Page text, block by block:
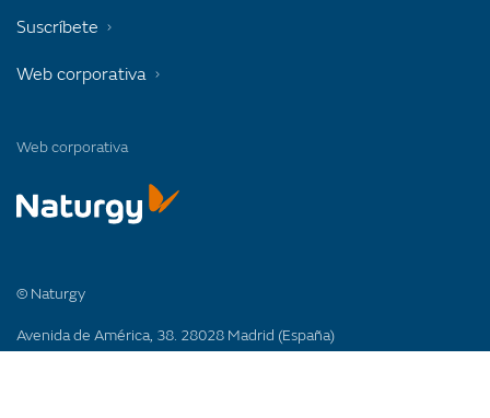
Web corporativa
© Naturgy
Avenida de América, 38. 28028 Madrid (España)
Suscríbete
Web corporativa